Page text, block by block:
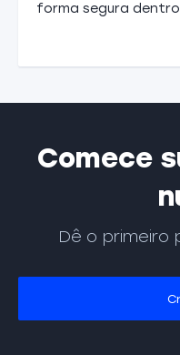
forma segura
Comece
Dê o primeiro